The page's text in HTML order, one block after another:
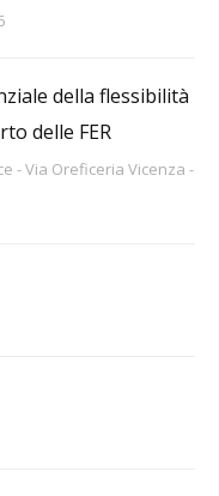
della flessibilità
delle FER
- Via Oreficeria Vicenza -